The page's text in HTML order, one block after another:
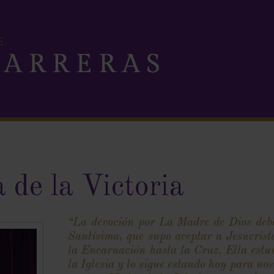
de la Victoria
“La devoción por La Madre de Dios
Santísima, que supo aceptar a
la Encarnación hasta la Cruz. Ella
la Iglesia y lo sigue estando hoy para